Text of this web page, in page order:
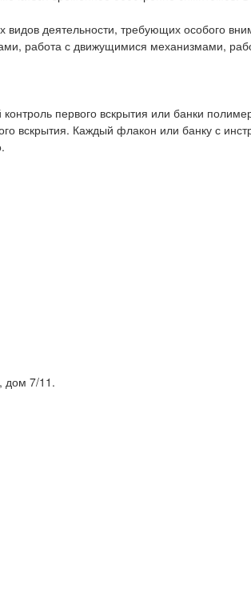
деятельности, требующих особого
работа с движущимися механизмами,
первого вскрытия или банки
вскрытия. Каждый флакон или банку с
дом 7/11.